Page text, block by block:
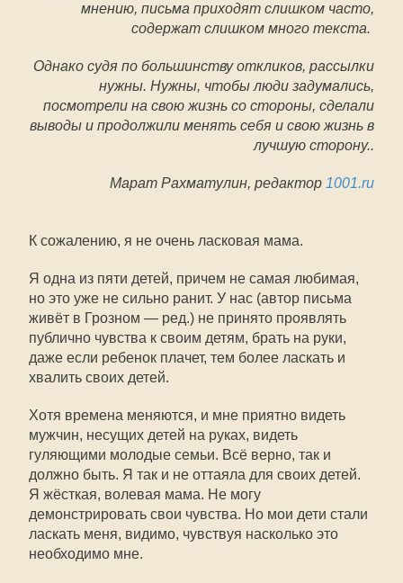
мнению, письма приходят слишком часто,
содержат слишком много текста.
Однако судя по большинству откликов, рассылки
нужны. Нужны, чтобы люди задумались,
посмотрели на свою жизнь со стороны, сделали
выводы и продолжили менять себя и свою жизнь в
лучшую сторону..
Марат Рахматулин, редактор 1001.ru
К сожалению, я не очень ласковая мама.
Я одна из пяти детей, причем не самая любимая,
но это уже не сильно ранит. У нас (автор письма
живёт в Грозном — ред.) не принято проявлять
публично чувства к своим детям, брать на руки,
даже если ребенок плачет, тем более ласкать и
хвалить своих детей.
Хотя времена меняются, и мне приятно видеть
мужчин, несущих детей на руках, видеть
гуляющими молодые семьи. Всё верно, так и
должно быть. Я так и не оттаяла для своих детей.
Я жёсткая, волевая мама. Не могу
демонстрировать свои чувства. Но мои дети стали
ласкать меня, видимо, чувствуя насколько это
необходимо мне.